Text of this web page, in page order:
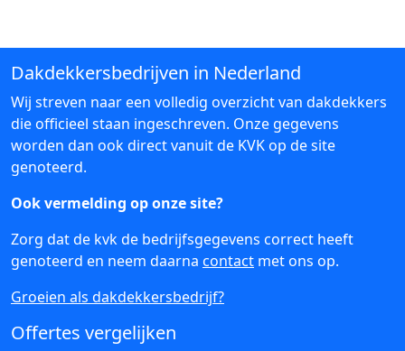
Dakdekkersbedrijven in Nederland
Wij streven naar een volledig overzicht van dakdekkers
die officieel staan ingeschreven. Onze gegevens
worden dan ook direct vanuit de KVK op de site
genoteerd.
Ook vermelding op onze site?
Zorg dat de kvk de bedrijfsgegevens correct heeft
genoteerd en neem daarna contact met ons op.
Groeien als dakdekkersbedrijf?
Offertes vergelijken